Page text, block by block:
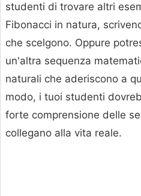
studenti di trovare altri
Fibonacci in natura,
che scelgono. Oppure
un'altra sequenza
naturali che aderiscono a
modo, i tuoi studenti
forte comprensione delle
collegano alla vita reale.